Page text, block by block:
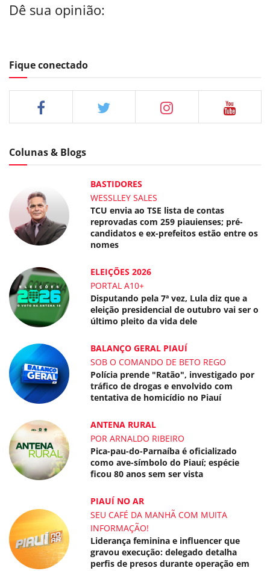
Dê sua opinião:
Fique conectado
Colunas & Blogs
BASTIDORES
WESSLLEY SALES
TCU envia ao TSE lista de contas
reprovadas com 259 piauienses; pré-
candidatos e ex-prefeitos estão entre os
nomes
ELEIÇÕES 2026
PORTAL A10+
Disputando pela 7ª vez, Lula diz que a
eleição presidencial de outubro vai ser o
último pleito da vida dele
BALANÇO GERAL PIAUÍ
SOB O COMANDO DE BETO REGO
Polícia prende "Ratão", investigado por
tráfico de drogas e envolvido com
tentativa de homicídio no Piauí
ANTENA RURAL
POR ARNALDO RIBEIRO
Pica-pau-do-Parnaíba é oficializado
como ave-símbolo do Piauí; espécie
ficou 80 anos sem ser vista
PIAUÍ NO AR
SEU CAFÉ DA MANHÃ COM MUITA
INFORMAÇÃO!
Liderança feminina e influencer que
gravou execução: delegado detalha
perfis de presos durante operação em